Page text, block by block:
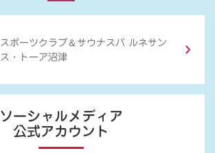
スポーツクラブ ＆ サウナスパ ルネサン
ス・トーア沼津
ソーシャルメディア
公式アカウント